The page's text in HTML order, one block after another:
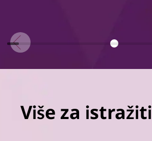
Više za istražiti